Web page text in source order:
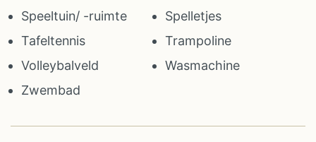
Speeltuin/ -ruimte
Spelletjes
Tafeltennis
Trampoline
Volleybalveld
Wasmachine
Zwembad